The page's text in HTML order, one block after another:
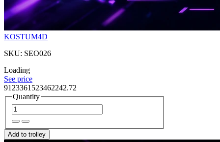
KOSTUM4D
SKU: SEO026
Loading
See price
9123361523462242.72
Quantity
Add to trolley